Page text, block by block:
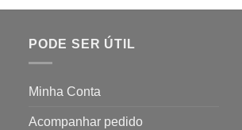
PODE SER ÚTIL
Minha Conta
Acompanhar pedido